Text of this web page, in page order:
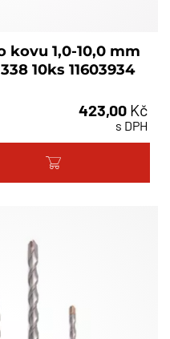
kovu 1,0-10,0 mm
10ks 11603934
423,00 Kč
s DPH